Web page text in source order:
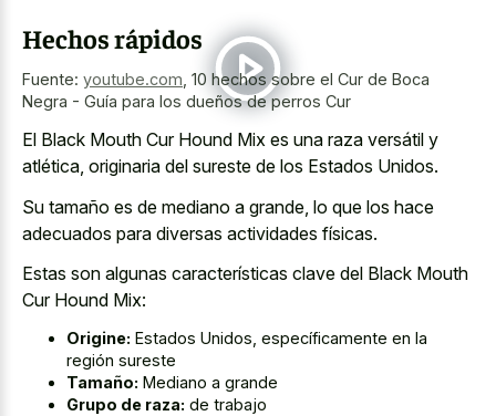
Hechos rápidos
Fuente: youtube.com 10 hechos sobre el Cur de Boca
Negra - Guía para los dueños de perros Cur
El Black Mouth Cur Hound Mix es una raza versátil y
atlética, originaria del sureste de los Estados Unidos.
Su tamaño es de mediano a grande, lo que los hace
adecuados para diversas actividades físicas.
Estas son algunas características clave del Black Mouth
Cur Hound Mix:
Origine: Estados Unidos, específicamente en la
región sureste
Tamaño: Mediano a grande
Grupo de raza: de trabajo